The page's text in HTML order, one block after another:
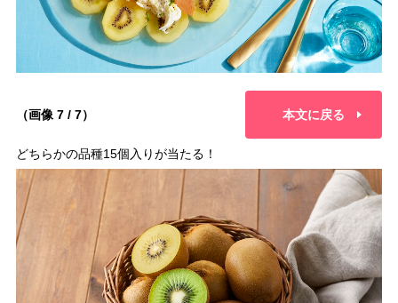
（画像 7 / 7） 本文に戻る
どちらかの品種15個入りが当たる！